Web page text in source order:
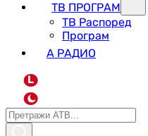
ТВ ПРОГРАМ
ТВ Распоред
Програм
А РАДИО
L